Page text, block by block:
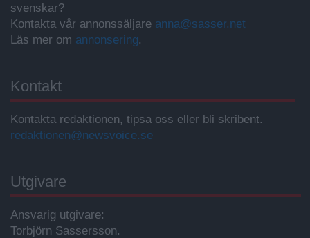
svenskar?
Kontakta vår annonssäljare anna@sasser.net
Läs mer om annonsering.
Kontakt
Kontakta redaktionen, tipsa oss eller bli skribent.
redaktionen@newsvoice.se
Utgivare
Ansvarig utgivare:
Torbjörn Sassersson.